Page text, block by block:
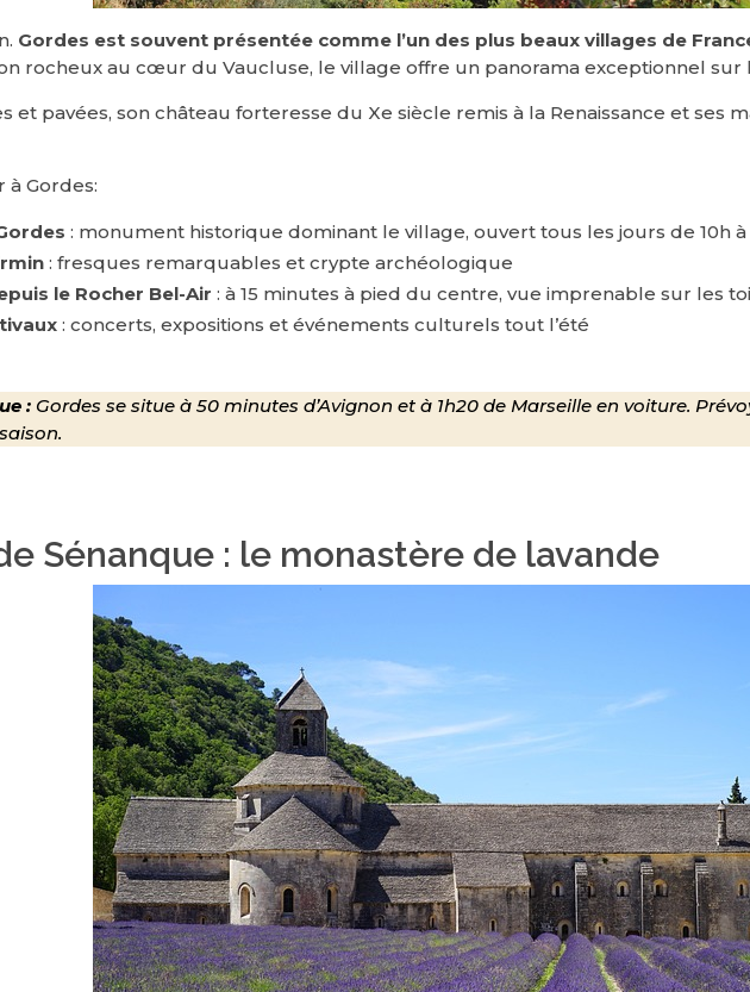
Gordes est souvent présentée comme l’un des plus beaux villages de
rocheux au cœur du Vaucluse, le village offre un panorama exceptionnel sur
et pavées, son château forteresse du Xe siècle remis à la Renaissance et ses
à Gordes:
: monument historique dominant le village, ouvert tous les jours de 10h à
: fresques remarquables et crypte archéologique
le Rocher Bel-Air : à 15 minutes à pied du centre, vue imprenable sur les
: concerts, expositions et événements culturels tout l’été
: Gordes se situe à 50 minutes d’Avignon et à 1h20 de Marseille en voiture.
Sénanque : le monastère de lavande